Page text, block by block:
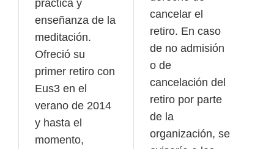
práctica y
enseñanza de la
meditación.
Ofreció su
primer retiro con
Eus3 en el
verano de 2014
y hasta el
momento,
cancelar el
retiro. En caso
de no admisión
o de
cancelación del
retiro por parte
de la
organización, se